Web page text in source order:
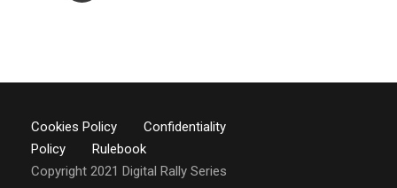
Cookies Policy
Confidentiality
Policy
Rulebook
Copyright 2021 Digital Rally Series